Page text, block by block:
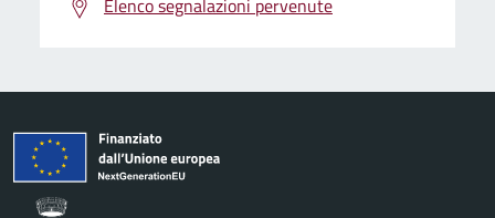
Elenco segnalazioni pervenute